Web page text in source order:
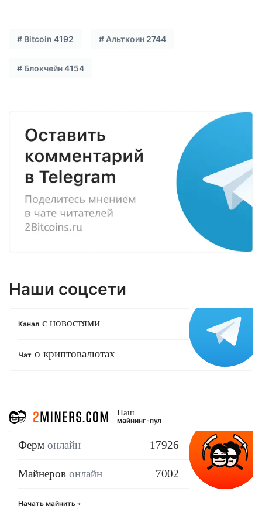
# Bitcoin 4192 # Альткоин 2744
# Блокчейн4154
Наши соцсети
Канал с новостями
Чат о криптовалютах
Наш
майнинг-пул
Ферм онлайн 17926
Майнеров онлайн 7002
Начать майнить